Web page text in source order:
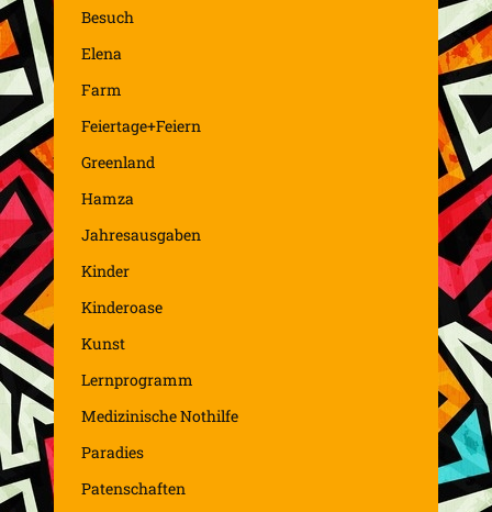
Besuch
Elena
Farm
Feiertage+Feiern
Greenland
Hamza
Jahresausgaben
Kinder
Kinderoase
Kunst
Lernprogramm
Medizinische Nothilfe
Paradies
Patenschaften